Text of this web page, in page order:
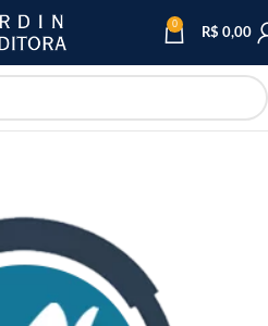
0
R$ 0,00